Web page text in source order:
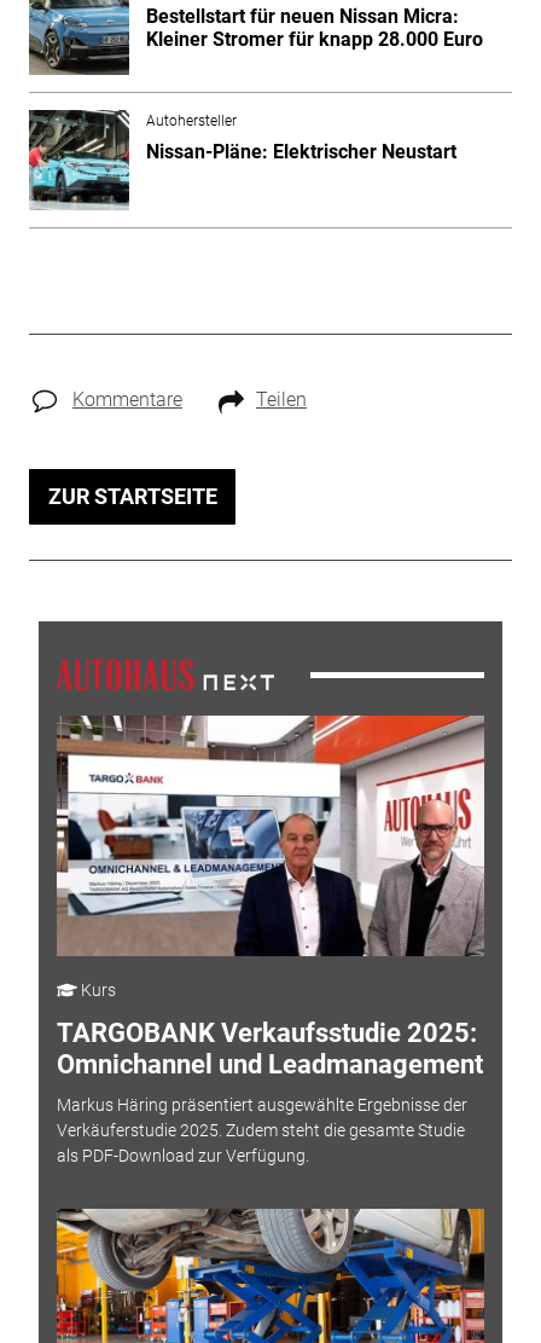
Bestellstart für neuen Nissan Micra:
Kleiner Stromer für knapp 28.000 Euro
Autohersteller
Nissan-Pläne: Elektrischer Neustart
Kommentare Teilen
ZUR STARTSEITE
Kurs
TARGOBANK Verkaufsstudie 2025:
Omnichannel und Leadmanagement
Markus Häring präsentiert ausgewählte Ergebnisse der
Verkäuferstudie 2025. Zudem steht die gesamte Studie
als PDF-Download zur Verfügung.